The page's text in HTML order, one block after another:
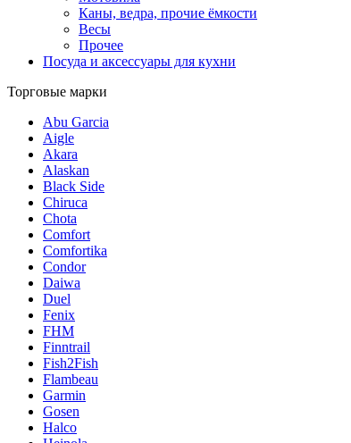
Каны, ведра, прочие ёмкости
Весы
Прочее
Посуда и аксессуары для кухни
Торговые марки
Abu Garcia
Aigle
Akara
Alaskan
Black Side
Chiruca
Chota
Comfort
Comfortika
Condor
Daiwa
Duel
Fenix
FHM
Finntrail
Fish2Fish
Flambeau
Garmin
Gosen
Halco